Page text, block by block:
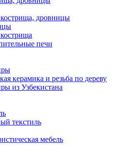
дровницы
печи
керамика и резьба по дереву
из Узбекистана
текстиль
мебель